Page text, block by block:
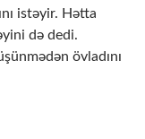
istəyir. Hətta
də dedi.
övladını